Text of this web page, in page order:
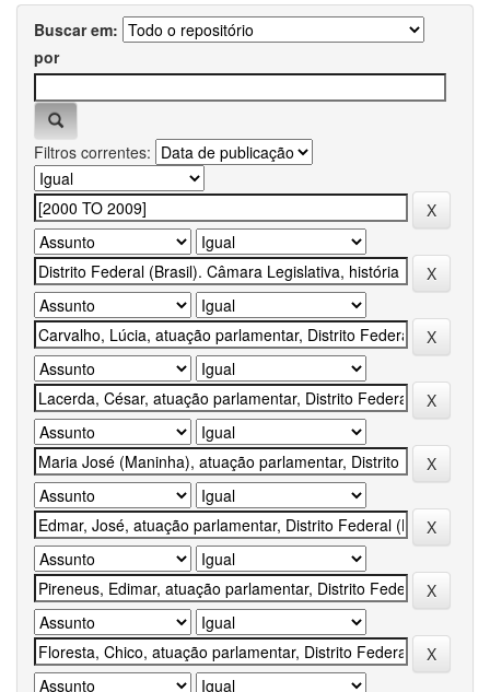
Buscar em:
por
Filtros correntes: